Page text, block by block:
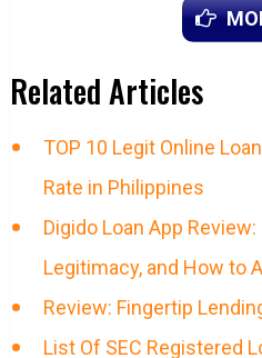
Related Articles
TOP 10 Legit Online
Rate in Philippines
Digido Loan App
Legitimacy, and How to
Review: Fingertip
List Of SEC Registered